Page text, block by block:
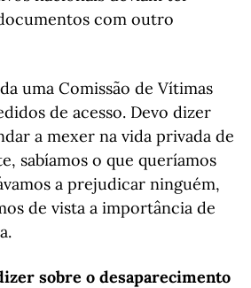
com outro
uma Comissão de Vítimas
de acesso. Devo dizer
a mexer na vida privada de
sabíamos o que queríamos
a prejudicar ninguém,
de vista a importância de
sobre o desaparecimento